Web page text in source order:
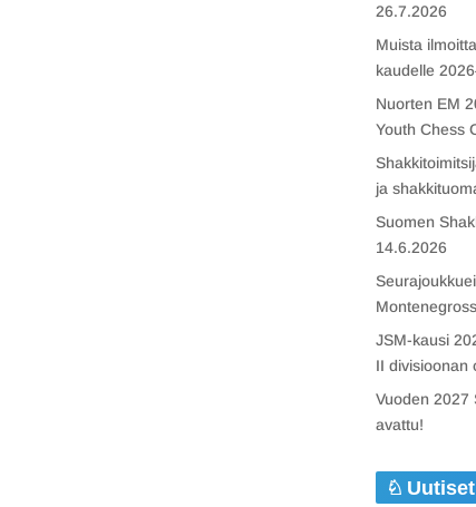
26.7.2026
Muista
kaudelle
Nuorten EM
Youth Chess
ja
Suomen
14.6.2026
JSM-kausi
II divisioonan
Vuoden 2027
avattu!
Uutiset